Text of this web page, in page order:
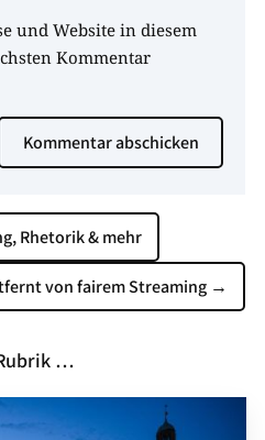
und Website in diesem
Kommentar
Kommentar abschicken
Rhetorik & mehr
von fairem Streaming →
…